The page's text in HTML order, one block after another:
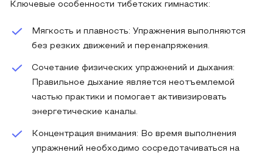
Ключевые особенности тибетских гимнастик:
Мягкость и плавность: Упражнения выполняются
без резких движений и перенапряжения.
Сочетание физических упражнений и дыхания:
Правильное дыхание является неотъемлемой
частью практики и помогает активизировать
энергетические каналы.
Концентрация внимания: Во время выполнения
упражнений необходимо сосредотачиваться на